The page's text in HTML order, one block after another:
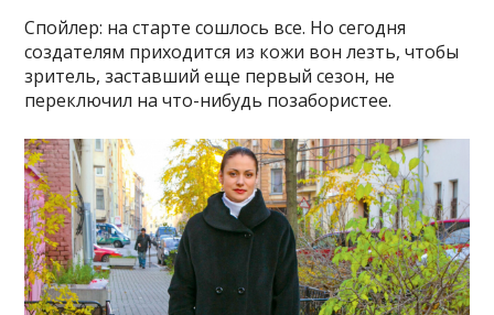
Спойлер: на старте сошлось все. Но сегодня
создателям приходится из кожи вон лезть, чтобы
зритель, заставший еще первый сезон, не
переключил на что-нибудь позабористее.